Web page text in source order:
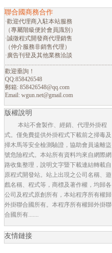
聯合國商務合作
·歡迎代理商入駐本站服務
（專屬階級便於會員識別）
·誠徵程式開發商代理銷售
（仲介服務非銷售代理）
·廣告刊登及其他業務洽談
歡迎垂詢！
QQ:858426548
郵箱: 858426548@qq.com
Email: wgun.net@gmail.com
版權說明
本站不會製作、經銷、代理外掛程
式。僅免費提供外掛程式下載前之掃毒及
掃木馬等安全檢測驗證，協助會員遠離盜
號危險程式。本站所有資料均來自網際網
路收集整理，說明文字暨下載連結轉載自
原程式開發站。站上出現之公司名稱、遊
戲名稱、程式等，商標及著作權，均歸各
公司及程式原創所有，本站程序所有權歸
外掛聯合國所有。本程序所有權歸外掛聯
合國所有.......
友情鏈接